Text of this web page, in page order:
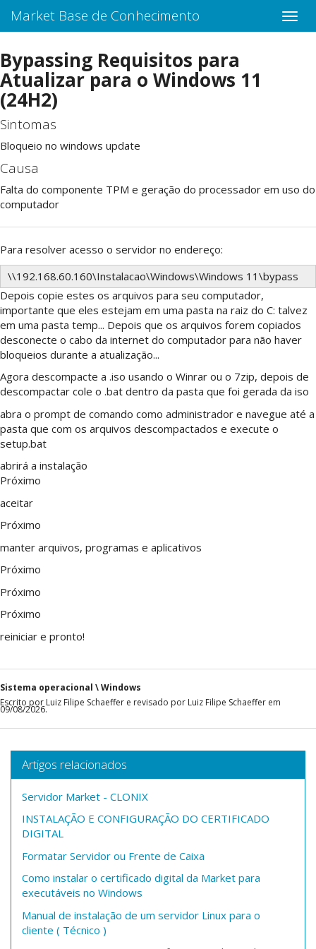
Market Base de Conhecimento
Bypassing Requisitos para
Atualizar para o Windows 11
(24H2)
Sintomas
Bloqueio no windows update
Causa
Falta do componente TPM e geração do processador em uso do
computador
Para resolver acesso o servidor no endereço:
\\192.168.60.160\Instalacao\Windows\Windows 11\bypass
Depois copie estes os arquivos para seu computador,
importante que eles estejam em uma pasta na raiz do C: talvez
em uma pasta temp... Depois que os arquivos forem copiados
desconecte o cabo da internet do computador para não haver
bloqueios durante a atualização...
Agora descompacte a .iso usando o Winrar ou o 7zip, depois de
descompactar cole o .bat dentro da pasta que foi gerada da iso
abra o prompt de comando como administrador e navegue até a
pasta que com os arquivos descompactados e execute o
setup.bat
abrirá a instalação
Próximo
aceitar
Próximo
manter arquivos, programas e aplicativos
Próximo
Próximo
Próximo
reiniciar e pronto!
Sistema operacional \ Windows
Escrito por Luiz Filipe Schaeffer e revisado por Luiz Filipe Schaeffer em
09/08/2026.
Artigos relacionados
Servidor Market - CLONIX
INSTALAÇÃO E CONFIGURAÇÃO DO CERTIFICADO
DIGITAL
Formatar Servidor ou Frente de Caixa
Como instalar o certificado digital da Market para
executáveis no Windows
Manual de instalação de um servidor Linux para o
cliente ( Técnico )